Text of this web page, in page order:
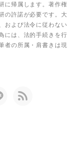
に帰属します。著作権
の許諾が必要です。大
および法令に従わない
には、法的手続きを行
者の所属・肩書きは現